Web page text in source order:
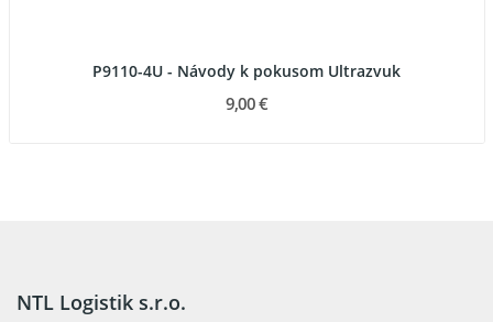
P9110-4U - Návody k pokusom Ultrazvuk
9,00 €
NTL Logistik s.r.o.